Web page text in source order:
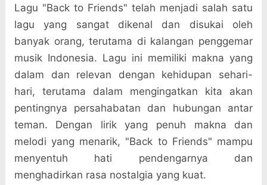
Lagu "Back to Friends" telah menjadi salah satu
lagu yang sangat dikenal dan disukai oleh
banyak orang, terutama di kalangan penggemar
musik Indonesia. Lagu ini memiliki makna yang
dalam dan relevan dengan kehidupan sehari-
hari, terutama dalam mengingatkan kita akan
pentingnya persahabatan dan hubungan antar
teman. Dengan lirik yang penuh makna dan
melodi yang menarik, "Back to Friends" mampu
menyentuh hati pendengarnya dan
menghadirkan rasa nostalgia yang kuat.